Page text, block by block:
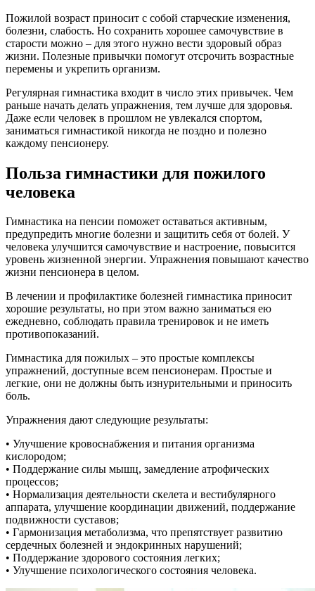
Пожилой возраст приносит с собой старческие изменения,
болезни, слабость. Но сохранить хорошее самочувствие в
старости можно – для этого нужно вести здоровый образ
жизни. Полезные привычки помогут отсрочить возрастные
перемены и укрепить организм.
Регулярная гимнастика входит в число этих привычек. Чем
раньше начать делать упражнения, тем лучше для здоровья.
Даже если человек в прошлом не увлекался спортом,
заниматься гимнастикой никогда не поздно и полезно
каждому пенсионеру.
Польза гимнастики для пожилого
человека
Гимнастика на пенсии поможет оставаться активным,
предупредить многие болезни и защитить себя от болей. У
человека улучшится самочувствие и настроение, повысится
уровень жизненной энергии. Упражнения повышают качество
жизни пенсионера в целом.
В лечении и профилактике болезней гимнастика приносит
хорошие результаты, но при этом важно заниматься ею
ежедневно, соблюдать правила тренировок и не иметь
противопоказаний.
Гимнастика для пожилых – это простые комплексы
упражнений, доступные всем пенсионерам. Простые и
легкие, они не должны быть изнурительными и приносить
боль.
Упражнения дают следующие результаты:
• Улучшение кровоснабжения и питания организма
кислородом;
• Поддержание силы мышц, замедление атрофических
процессов;
• Нормализация деятельности скелета и вестибулярного
аппарата, улучшение координации движений, поддержание
подвижности суставов;
• Гармонизация метаболизма, что препятствует развитию
сердечных болезней и эндокринных нарушений;
• Поддержание здорового состояния легких;
• Улучшение психологического состояния человека.